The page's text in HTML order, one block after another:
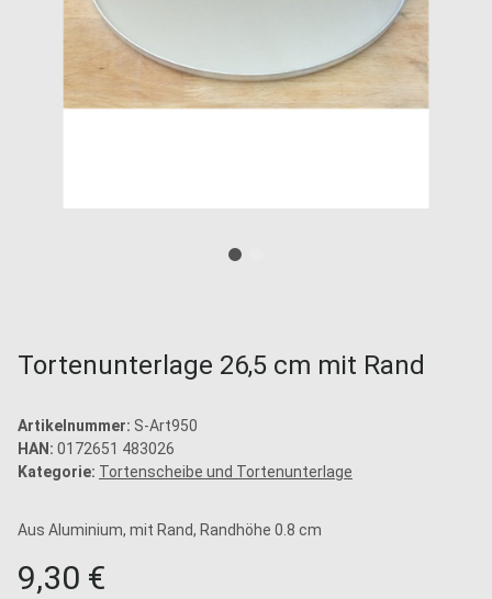
Tortenunterlage 26,5 cm mit Rand
Artikelnummer: S-Art950
HAN: 0172651 483026
Kategorie: Tortenscheibe und Tortenunterlage
Aus Aluminium, mit Rand, Randhöhe 0.8 cm
9,30 €